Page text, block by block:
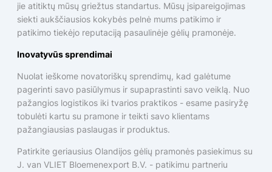
jie atitiktų mūsų griežtus standartus. Mūsų įsipareigojimas
siekti aukščiausios kokybės pelnė mums patikimo ir
patikimo tiekėjo reputaciją pasaulinėje gėlių pramonėje.
Inovatyvūs sprendimai
Nuolat ieškome novatoriškų sprendimų, kad galėtume
pagerinti savo pasiūlymus ir supaprastinti savo veiklą. Nuo
pažangios logistikos iki tvarios praktikos - esame pasiryžę
tobulėti kartu su pramone ir teikti savo klientams
pažangiausias paslaugas ir produktus.
Patirkite geriausius Olandijos gėlių pramonės pasiekimus su
J. van VLIET Bloemenexport B.V. - patikimu partneriu